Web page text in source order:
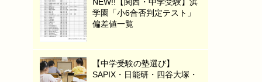
学園「小6合否判定テスト」
偏差値一覧
【中学受験の塾選び】
SAPIX・日能研・四谷大塚・